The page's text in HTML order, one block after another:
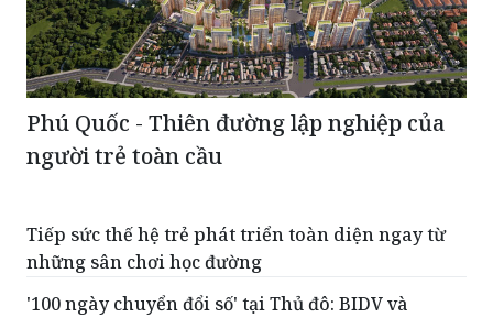
Phú Quốc - Thiên đường lập nghiệp của
người trẻ toàn cầu
Tiếp sức thế hệ trẻ phát triển toàn diện ngay từ
những sân chơi học đường
'100 ngày chuyển đổi số' tại Thủ đô: BIDV và